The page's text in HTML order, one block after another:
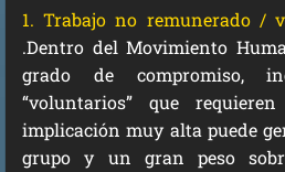
1. Trabajo no remunerado /
.Dentro del Movimiento
grado de compromiso,
“voluntarios” que
implicación muy alta puede
grupo y un gran peso